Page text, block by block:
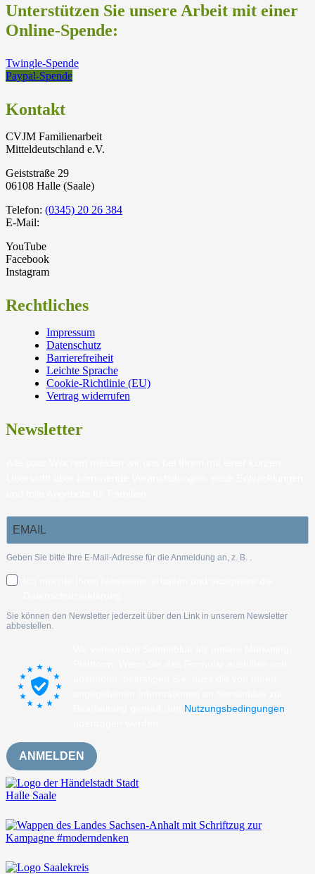
Unterstützen Sie unsere Arbeit mit einer
Online-Spende:
Twingle-Spende
Paypal-Spende
Kontakt
CVJM Familienarbeit
Mitteldeutschland e.V.
Geiststraße 29
06108 Halle (Saale)
Telefon: (0345) 20 26 384
E-Mail:
YouTube
Facebook
Instagram
Rechtliches
Impressum
Datenschutz
Barrierefreiheit
Leichte Sprache
Cookie-Richtlinie (EU)
Vertrag widerrufen
Newsletter
Geben Sie bitte Ihre E-Mail-Adresse für die Anmeldung an, z. B. .
Sie können den Newsletter jederzeit über den Link in unserem Newsletter
abbestellen.
Nutzungsbedingungen
ANMELDEN